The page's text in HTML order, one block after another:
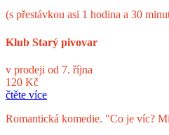
(s přestávkou asi 1 hodina a 30
Klub Starý pivovar
v prodeji od 7. října
120 Kč
čtěte více
Romantická komedie. "Co je víc?